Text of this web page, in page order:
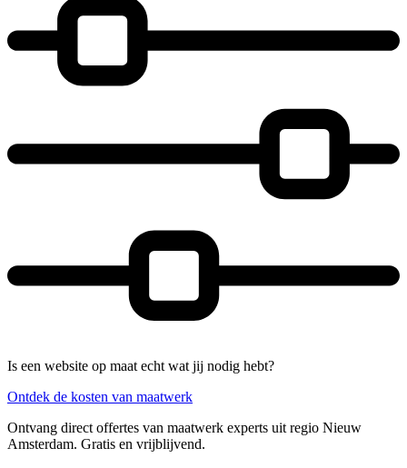
Is een website op maat echt wat jij nodig hebt?
Ontdek de kosten van maatwerk
Ontvang direct offertes van maatwerk experts uit regio Nieuw
Amsterdam. Gratis en vrijblijvend.